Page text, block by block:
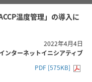
温度管理」の導入に
2022年4月4日
ンターネットイニシアティブ
PDF [575KB]